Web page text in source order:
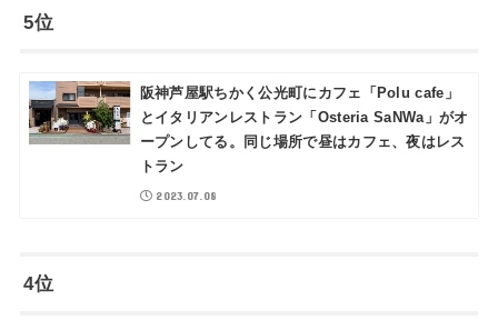
5位
阪神芦屋駅ちかく公光町にカフェ「Polu cafe」
とイタリアンレストラン「Osteria SaNWa」がオ
ープンしてる。同じ場所で昼はカフェ、夜はレス
トラン
2023.07.08
4位